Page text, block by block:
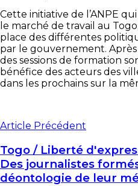
Cette initiative de l’ANPE
le marché de travail au
place des différentes
par le gouvernement. Après
des sessions de formation
bénéfice des acteurs des
dans les prochains sur la
Article Précédent
Togo / Liberté
Des journalistes
déontologie de leur